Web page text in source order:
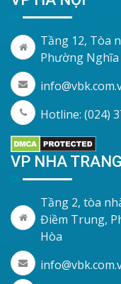
Tầng 12, Tòa
Phường
Hotline: (024)
VP NHA TRANG
Tầng 2, tòa
Điềm Trung,
Hòa